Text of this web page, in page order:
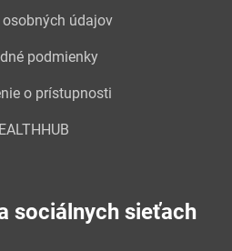
osobných údajov
podmienky
o prístupnosti
sociálnych sieťach